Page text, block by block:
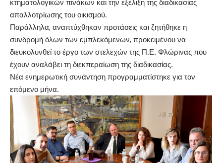
κτηματολογικών πινάκων και την εξέλιξη της διαδικασίας
απαλλοτρίωσης του οικισμού.
Παράλληλα, αναπτύχθηκαν προτάσεις και ζητήθηκε η
συνδρομή όλων των εμπλεκόμενων, προκειμένου να
διευκολυνθεί το έργο των στελεχών της Π.Ε. Φλώρινας που
έχουν αναλάβει τη διεκπεραίωση της διαδικασίας.
Νέα ενημερωτική συνάντηση προγραμματίστηκε για τον
επόμενο μήνα.